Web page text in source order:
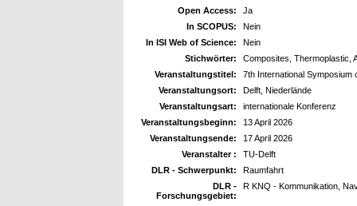
Open Access:
Ja
In SCOPUS:
Nein
In ISI Web of Science:
Nein
Stichwörter:
Composites, Thermoplastic,
Veranstaltungstitel:
7th International Symposium
Veranstaltungsort:
Delft, Niederlände
Veranstaltungsart:
internationale Konferenz
Veranstaltungsbeginn:
13 April 2026
Veranstaltungsende:
17 April 2026
Veranstalter :
TU-Delft
DLR - Schwerpunkt:
Raumfahrt
DLR -
Forschungsgebiet:
R KNQ - Kommunikation,